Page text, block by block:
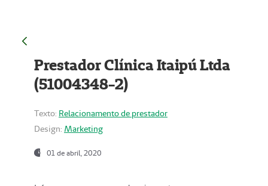
Prestador Clínica Itaipú Ltda
(51004348-2)
Texto: Relacionamento de prestador
Design: Marketing
01 de abril, 2020